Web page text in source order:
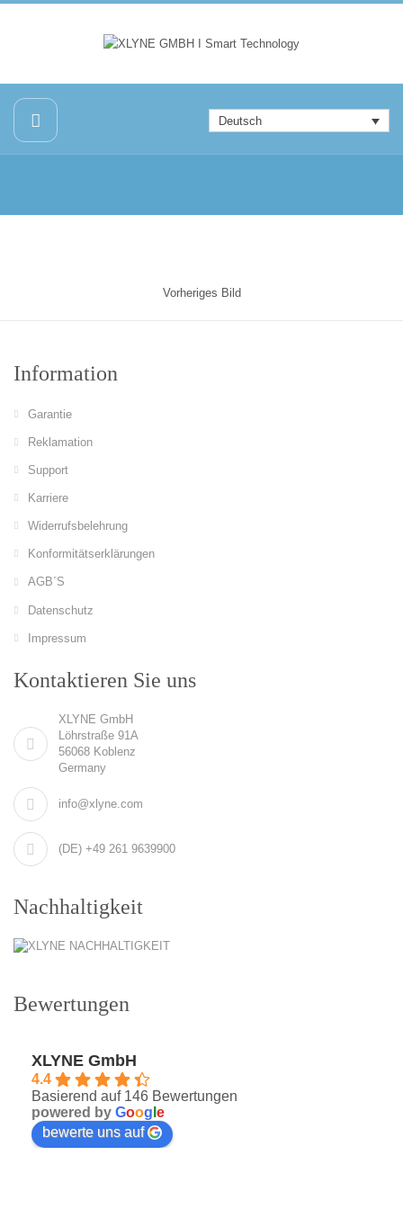
Deutsch
Vorheriges Bild
Information
Garantie
Reklamation
Support
Karriere
Widerrufsbelehrung
Konformitätserklärungen
AGB´S
Datenschutz
Impressum
Kontaktieren Sie uns
XLYNE GmbH
Löhrstraße 91A
56068 Koblenz
Germany
info@xlyne.com
(DE) +49 261 9639900
Nachhaltigkeit
Bewertungen
XLYNE GmbH
4.4
Basierend auf 146 Bewertungen
powered by Goog e
bewerte uns auf